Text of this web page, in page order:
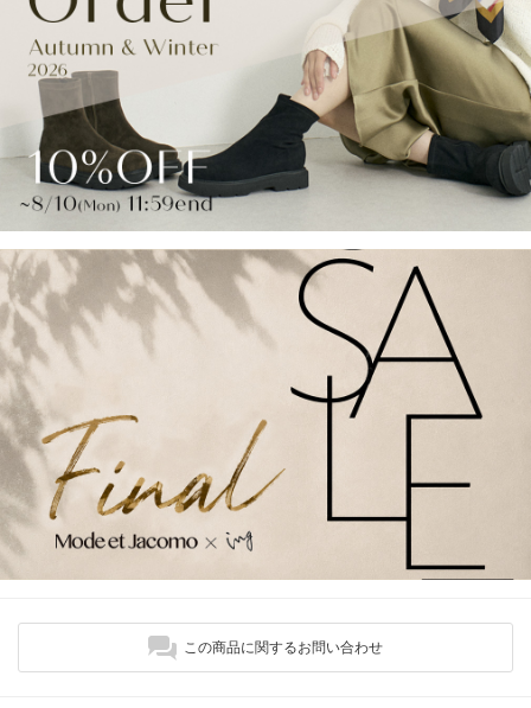
この商品に関するお問い合わせ